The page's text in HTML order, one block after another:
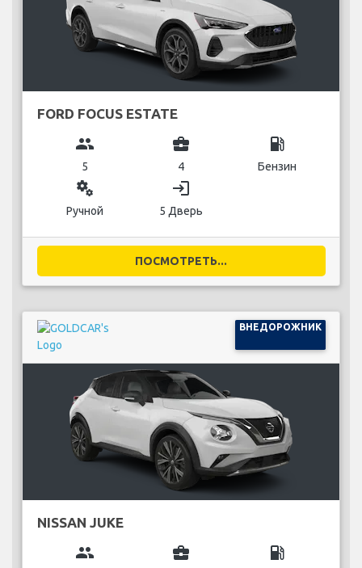
FORD FOCUS ESTATE
group
5
business_center
4
local_gas_station
Бензин
miscellaneous_services
Ручной
login
5 Дверь
ПОСМОТРЕТЬ...
ВНЕДОРОЖНИК
NISSAN JUKE
group business_center local_gas_station